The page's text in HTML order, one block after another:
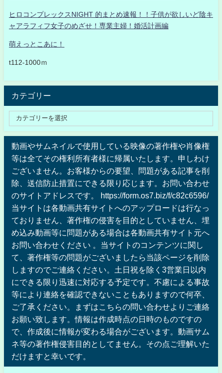
ヒロコンプレックスNIGHT 的まとめ速報！！子供が欲しいど陰キ
ャアラフィフ女子のめざせ！専業主婦！婚活計画編
萌えっとこあに！
t112-1000ｍ
カテゴリー
動画やサムネイルで使用している映像の著作権や肖像権
等は全てその権利所有者様に帰属いたします。申しわけ
ございません。お客様からの要望、問題がある記事を削
除、送信防止措置にできる限り応じます。お問い合わせ
のサイトアドレスです。 https://form.os7.biz/f/c82c6596/
当サイトは各動画共有サイトへのアップロードは行なっ
ておりません、著作権の侵害を目的としていません、埋
め込み動画等に問題がある場合は各動画共有サイト元へ
お問い合わせください 。当サイトのコンテンツに関し
て、著作権等の問題がございましたら当該ページを削除
しますのでご連絡ください。土日祝を除く3営業日以内
にできる限り迅速に対応する予定です。不慮による事故
等により連絡を確認できないこともありますので何卒、
ご了承ください。まずはこちらの問い合わせよりご連絡
お願い致します。情報は作成時点の日時のものですの
で、作成後に情報が変わる場合がございます。動画サム
ネ等の著作権侵害目的としてません。その点ご理解いた
だけますと幸いです。